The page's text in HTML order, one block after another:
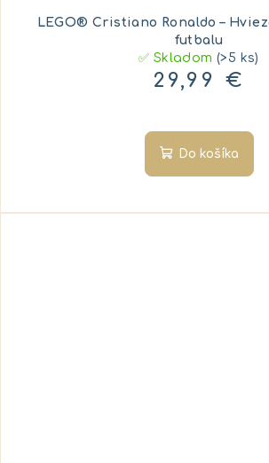
LEGO® Cristiano Ronaldo –
futbalu
✅ Skladom(>5 ks)
29,99 €
Do košíka